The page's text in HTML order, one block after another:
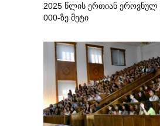
2025 წლის ერთიან ეროვნულ
000-ზე მეტი